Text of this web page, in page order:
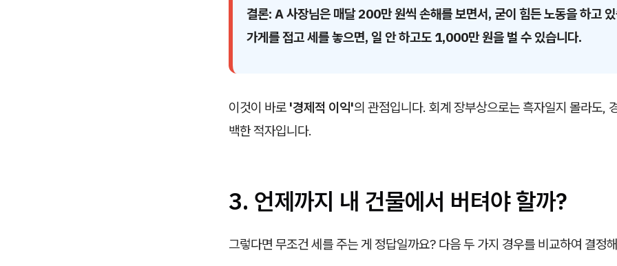
결론: A 사장님은 매달 200만 원씩 손해를 보면서, 굳이 힘든 노동을 하고
가게를 접고 세를 놓으면, 일 안 하고도 1,000만 원을 벌 수 있습니다.
이것이 바로 '경제적 이익'의 관점입니다. 회계 장부상으로는 흑자일지 몰라도,
백한 적자입니다.
3. 언제까지 내 건물에서 버텨야 할까?
그렇다면 무조건 세를 주는 게 정답일까요? 다음 두 가지 경우를 비교하여 결정